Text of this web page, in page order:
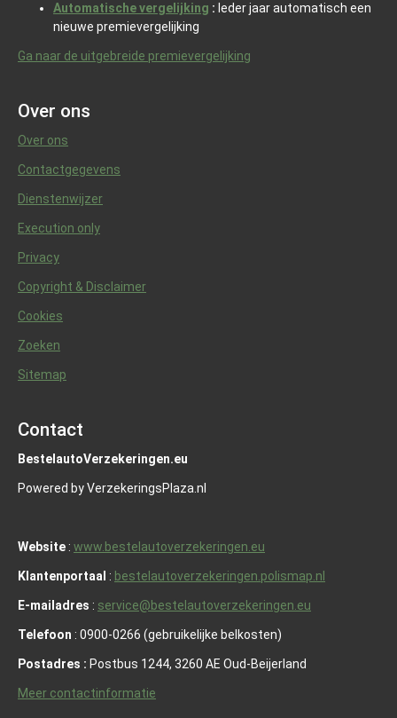
Automatische vergelijking : Ieder jaar automatisch een
nieuwe premievergelijking
Ga naar de uitgebreide premievergelijking
Over ons
Over ons
Contactgegevens
Dienstenwijzer
Execution only
Privacy
Copyright & Disclaimer
Cookies
Zoeken
Sitemap
Contact
BestelautoVerzekeringen.eu
Powered by VerzekeringsPlaza.nl
Website : www.bestelautoverzekeringen.eu
Klantenportaal : bestelautoverzekeringen.polismap.nl
E-mailadres : service@bestelautoverzekeringen.eu
Telefoon : 0900-0266 (gebruikelijke belkosten)
Postadres : Postbus 1244, 3260 AE Oud-Beijerland
Meer contactinformatie